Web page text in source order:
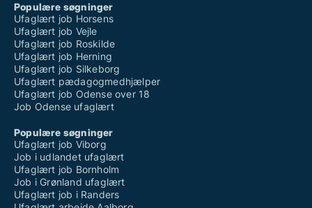
Populære søgninger
Ufaglært job Horsens
Ufaglært job Vejle
Ufaglært job Roskilde
Ufaglært job Herning
Ufaglært job Silkeborg
Ufaglært pædagogmedhjælper
Ufaglært job Odense over 18
Job Odense ufaglært
Populære søgninger
Ufaglært job Viborg
Job i udlandet ufaglært
Ufaglært job Bornholm
Job i Grønland ufaglært
Ufaglært job i Randers